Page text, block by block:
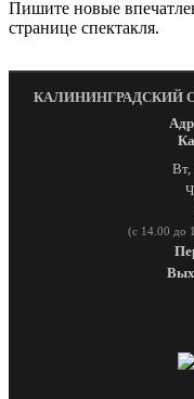
Пишите новые
странице спектакля.
КАЛИНИНГРАДСКИЙ
Вт,
(с 14.00 до